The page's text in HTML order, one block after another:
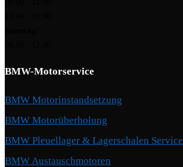
BMW-Motorservice
BMW Motorinstandsetzung
BMW Motorüberholung
BMW Pleuellager & Lagerschalen Service
BMW Austauschmotoren